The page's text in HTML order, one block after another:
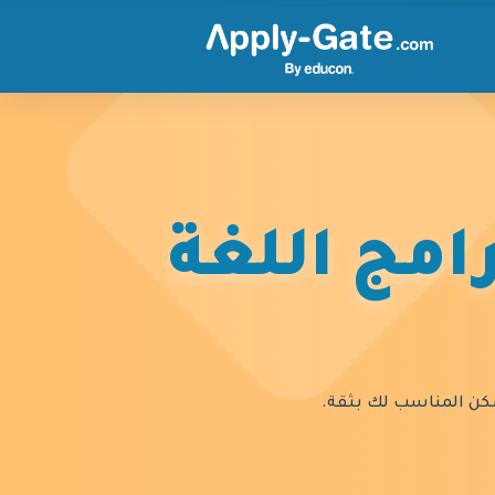
اللغة
المناسب لك بثقة.